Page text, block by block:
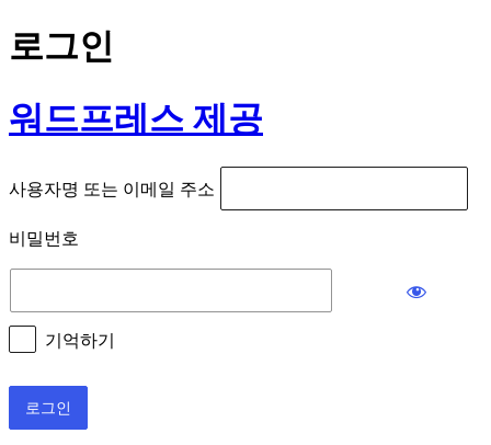
로그인
워드프레스 제공
사용자명 또는 이메일 주소
비밀번호
기억하기